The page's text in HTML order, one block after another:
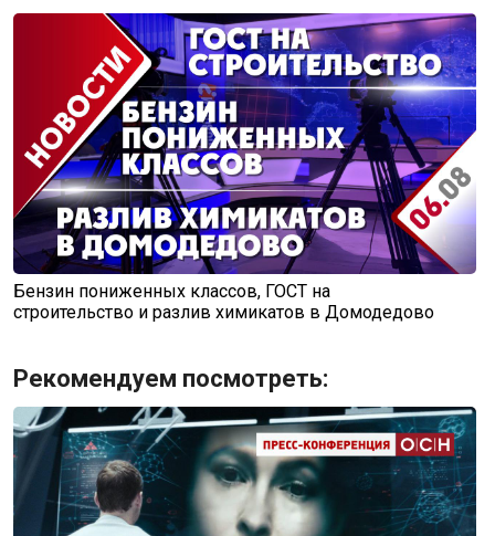
Бензин пониженных классов, ГОСТ на
строительство и разлив химикатов в Домодедово
Рекомендуем посмотреть: